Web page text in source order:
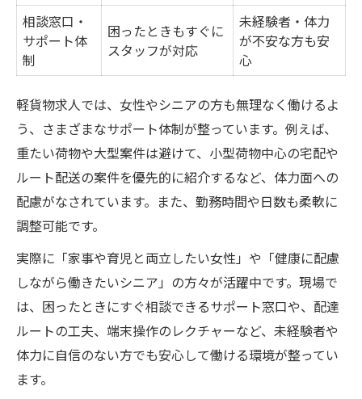
相談窓口・
サポート体
制
困ったときもすぐに
スタッフが対応
未経験者・体力
が不安な方も安
心
軽貨物求人では、女性やシニアの方も無理なく働けるよ
う、さまざまなサポート体制が整っています。例えば、
重たい荷物や大型案件は避けて、小型荷物中心の宅配や
ルート配送の案件を優先的に紹介するなど、体力面への
配慮がなされています。また、勤務時間や日数も柔軟に
調整可能です。
実際に「家事や育児と両立したい女性」や「健康に配慮
しながら働きたいシニア」の方々が活躍中です。現場で
は、困ったときにすぐ相談できるサポート窓口や、配達
ルートの工夫、端末操作のレクチャーなど、未経験者や
体力に自信のない方でも安心して働ける環境が整ってい
ます。